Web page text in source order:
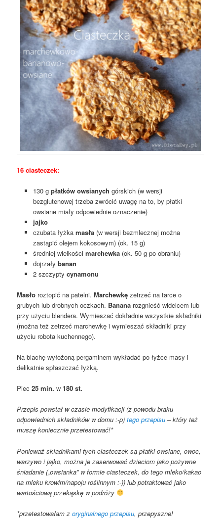
16 ciasteczek:
130 g płatków owsianych górskich (w wersji
bezglutenowej trzeba zwrócić uwagę na to, by płatki
owsiane miały odpowiednie oznaczenie)
jajko
czubata łyżka masła(w wersji bezmlecznej można
zastąpić olejem kokosowym) (ok. 15 g)
średniej wielkości marchewka(ok. 50 g po obraniu)
dojrzały banan
2 szczypty cynamonu
Masło roztopić na patelni.Marchewkę zetrzeć na tarce o
grubych lub drobnych oczkach. Banana rozgnieść widelcem lub
przy użyciu blendera. Wymieszać dokładnie wszystkie składniki
(można też zetrzeć marchewkę i wymieszać składniki przy
użyciu robota kuchennego).
Na blachę wyłożoną pergaminem wykładać po łyżce masy i
delikatnie spłaszczać łyżką.
Piec25 min. w180 st.
Przepis powstał w czasie modyfikacji (z powodu braku
odpowiednich składników w domu :-p)tego przepisu – który też
muszę koniecznie przetestować!*
Ponieważ składnikami tych ciasteczek są płatki owsiane, owoc,
warzywo i jajko, można je zaserwować dzieciom jako pożywne
śniadanie („owsianka” w formie ciasteczek, do tego mleko/kakao
na mleku krowim/napoju roślinnym :-)) lub potraktować jako
wartościową przekąskę w podróży
*przetestowałam zoryginalnego przepisu, przepyszne!